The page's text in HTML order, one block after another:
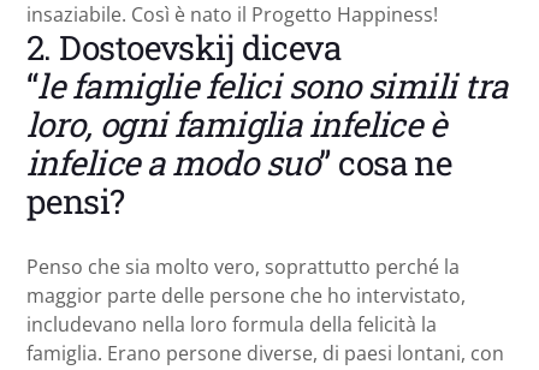
insaziabile. Così è nato il Progetto Happiness!
2. Dostoevskij diceva
“le famiglie felici sono simili tra
loro, ogni famiglia infelice è
infelice a modosuo” cosa ne
pensi?
Penso che sia molto vero, soprattutto perché la
maggior parte delle persone che ho intervistato,
includevano nella loro formula della felicità la
famiglia. Erano persone diverse, di paesi lontani, con